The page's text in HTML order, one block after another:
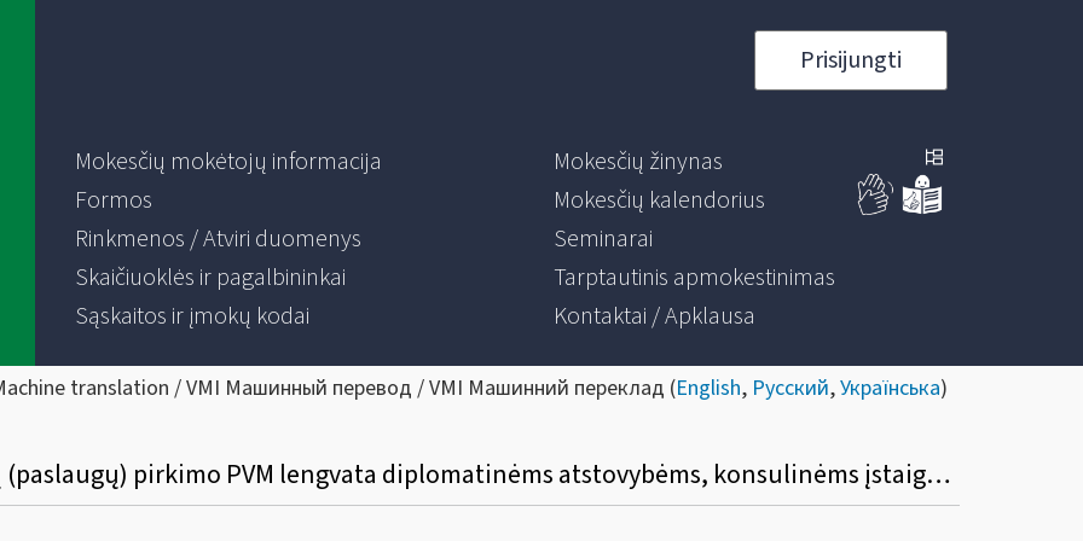
Prisijungti
Mokesčių mokėtojų informacija
Formos
Rinkmenos / Atviri duomenys
Skaičiuoklės ir pagalbininkai
Sąskaitos ir įmokų kodai
Mokesčių žinynas
Mokesčių kalendorius
Seminarai
Tarptautinis apmokestinimas
Kontaktai / Apklausa
translation / VMI Машинный перевод / VMI Машинний переклад (English, Русский,Українська)
Kaip taikoma Lietuvoje įsigytų prekių (paslaugų) pirkimo PVM lengvata diplomatinėms atstovybėms, konsulinėms įstaigoms ir tarptautinėms organizacijoms ar jų atstovybėms, taip pat šių atstovybių ir įstaigų nariams ir jų šeimų nariams?